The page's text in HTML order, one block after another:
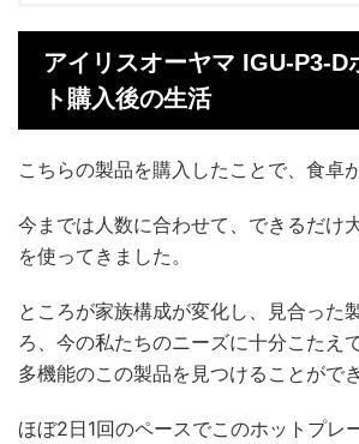
アイリスオーヤマ IGU-P3-D
ト購入後の生活
こちらの製品を購入したことで、食卓
今までは人数に合わせて、できるだけ
を使ってきました。
ところが家族構成が変化し、見合った
ろ、今の私たちのニーズに十分こたえ
多機能のこの製品を見つけることがで
ほぼ2日1回のペースでこのホットプレ